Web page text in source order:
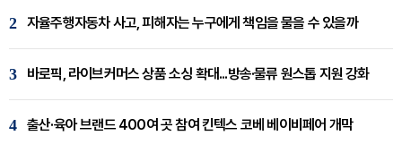
2 자율주행자동차 사고, 피해자는 누구에게 책임을 물을 수 있을까
3 바로픽, 라이브커머스 상품 소싱 확대...방송·물류 원스톱 지원 강화
4 출산·육아 브랜드 400여 곳 참여 킨텍스 코베 베이비페어 개막